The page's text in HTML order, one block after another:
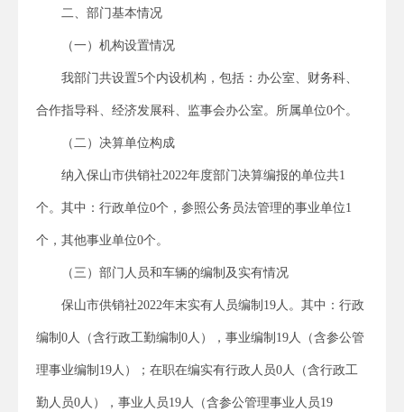
二、部门基本情况
（一）机构设置情况
我部门共设置5个内设机构，包括：办公室、财务科、
合作指导科、经济发展科、监事会办公室。所属单位0个。
（二）决算单位构成
纳入保山市供销社2022年度部门决算编报的单位共1
个。其中：行政单位0个，参照公务员法管理的事业单位1
个，其他事业单位0个。
（三）部门人员和车辆的编制及实有情况
保山市供销社2022年末实有人员编制19人。其中：行政
编制0人（含行政工勤编制0人），事业编制19人（含参公管
理事业编制19人）；在职在编实有行政人员0人（含行政工
勤人员0人），事业人员19人（含参公管理事业人员19